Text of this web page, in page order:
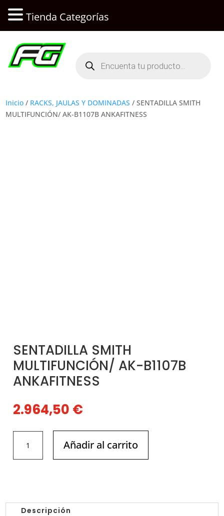
productos
Inicio / RACKS, JAULAS Y DOMINADAS / SENTADILLA SMITH
MULTIFUNCIÓN/ AK-B1107B ANKAFITNESS
SENTADILLA SMITH
MULTIFUNCIÓN/ AK-B1107B
ANKAFITNESS
2.964,50 €
SMITH
MULTIFUNCIÓN/
cantidad
Añadir al carrito
Descripción
Tienda Categorías